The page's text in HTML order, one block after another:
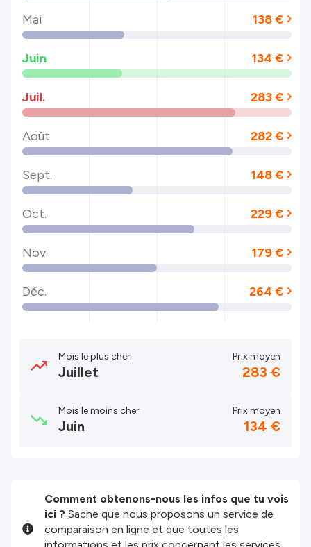
Mai 138 €
Juin 134 €
Juil. 283 €
Août 282 €
Sept. 148 €
Oct. 229 €
Nov. 179 €
Déc. 264 €
Mois le plus cher
Juillet
Prix moyen
283 €
Mois le moins cher
Juin
Prix moyen
134 €
Comment obtenons-nous les infos que tu vois
ici ? Sache que nous proposons un service de
comparaison en ligne et que toutes les